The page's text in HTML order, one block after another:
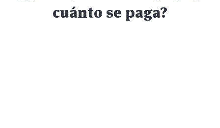
cuánto se paga?